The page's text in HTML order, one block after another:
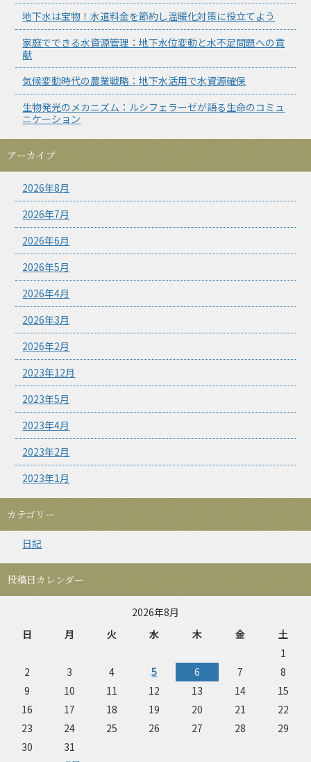
地下水は宝物！水道料金を節約し温暖化対策に役立てよう
家庭でできる水資源管理：地下水位変動と水不足問題への貢
献
気候変動時代の農業戦略：地下水活用で水資源確保
生物発光のメカニズム：ルシフェラーゼが語る生命のコミュ
ニケーション
アーカイブ
2026年8月
2026年7月
2026年6月
2026年5月
2026年4月
2026年3月
2026年2月
2023年12月
2023年5月
2023年4月
2023年2月
2023年1月
カテゴリー
日記
投稿日カレンダー
2026年8月
日
月 火 水 木 金 土
1
2
3 4 5 6 7
8
9
10 11 12 13 14
15
16
17 18 19 20 21
22
23
24 25 26 27 28
29
30
31